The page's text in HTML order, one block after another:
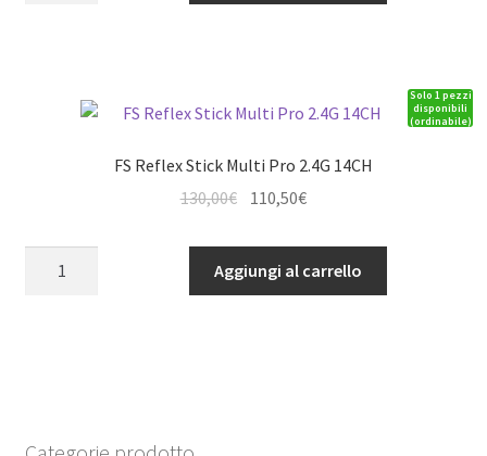
Solo 1 pezzi
disponibili
(ordinabile)
FS Reflex Stick Multi Pro 2.4G 14CH
130,00€
originale
era:
110,50€Il
attuale
è:
quantità
Aggiungi al carrello